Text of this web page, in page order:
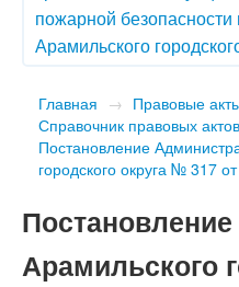
пожарной безопасности
Арамильского
Главная → Правовые
Справочник правовых актов
Постановление
городского округа № 317
Арамильского